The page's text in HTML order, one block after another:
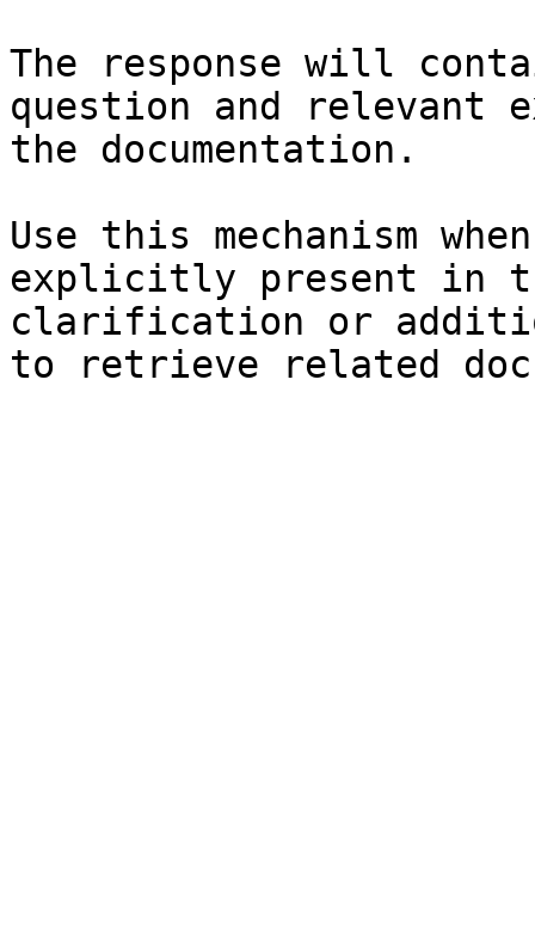
The response will
question and relevant
the documentation.
Use this mechanism
explicitly present in
clarification or